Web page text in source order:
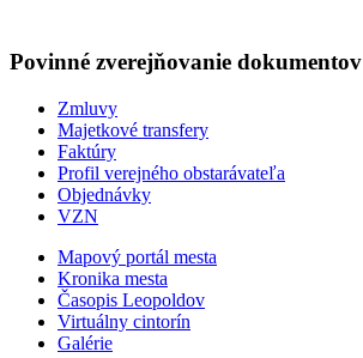
Povinné zverejňovanie dokumentov
Zmluvy
Majetkové transfery
Faktúry
Profil verejného obstarávateľa
Objednávky
VZN
Mapový portál mesta
Kronika mesta
Časopis Leopoldov
Virtuálny cintorín
Galérie